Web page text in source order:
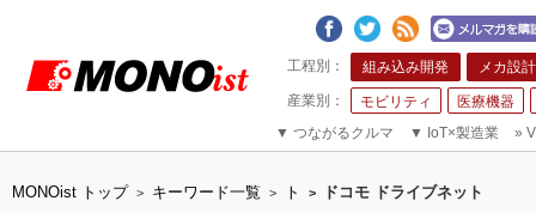
組み込み開発 メカ設計
モビリティ
医療機器
▼ つながるクルマ ▼ IoT×製造業 »
MONOist トップ > キーワード一覧 > ト > ドコモ ドライブネット